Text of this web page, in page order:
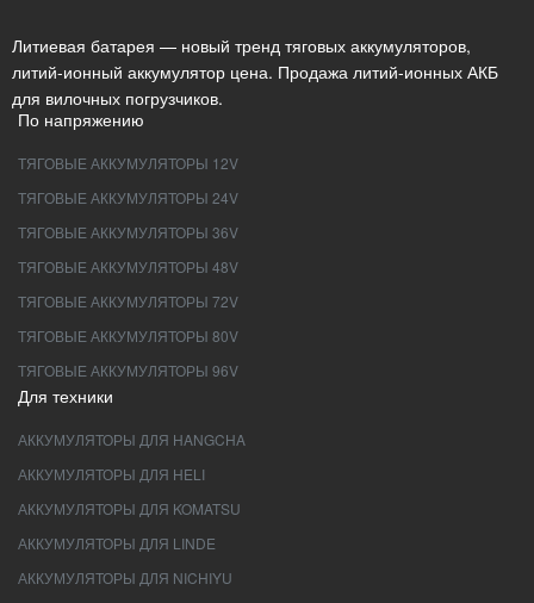
Литиевая батарея — новый тренд тяговых аккумуляторов,
литий-ионный аккумулятор цена. Продажа литий-ионных АКБ
для вилочных погрузчиков.
По напряжению
ТЯГОВЫЕ АККУМУЛЯТОРЫ 12V
ТЯГОВЫЕ АККУМУЛЯТОРЫ 24V
ТЯГОВЫЕ АККУМУЛЯТОРЫ 36V
ТЯГОВЫЕ АККУМУЛЯТОРЫ 48V
ТЯГОВЫЕ АККУМУЛЯТОРЫ 72V
ТЯГОВЫЕ АККУМУЛЯТОРЫ 80V
ТЯГОВЫЕ АККУМУЛЯТОРЫ 96V
Для техники
АККУМУЛЯТОРЫ ДЛЯ HANGCHA
АККУМУЛЯТОРЫ ДЛЯ HELI
АККУМУЛЯТОРЫ ДЛЯ KOMATSU
АККУМУЛЯТОРЫ ДЛЯ LINDE
АККУМУЛЯТОРЫ ДЛЯ NICHIYU